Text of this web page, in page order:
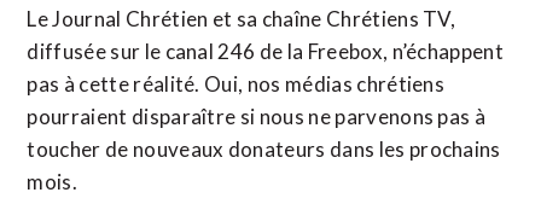
Le Journal Chrétien et sa chaîne Chrétiens TV,
diffusée sur le canal 246 de la Freebox, n’échappent
pas à cette réalité. Oui, nos médias chrétiens
pourraient disparaître si nous ne parvenons pas à
toucher de nouveaux donateurs dans les prochains
mois.